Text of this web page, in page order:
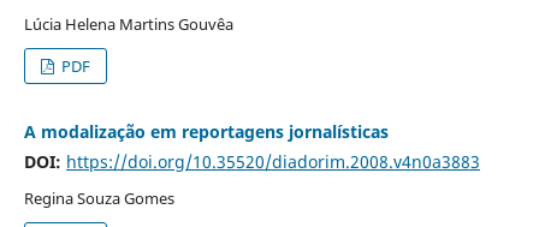
Lúcia Helena Martins Gouvêa
PDF
A modalização em reportagens jornalísticas
DOI: https://doi.org/10.35520/diadorim.2008.v4n0a3883
Regina Souza Gomes